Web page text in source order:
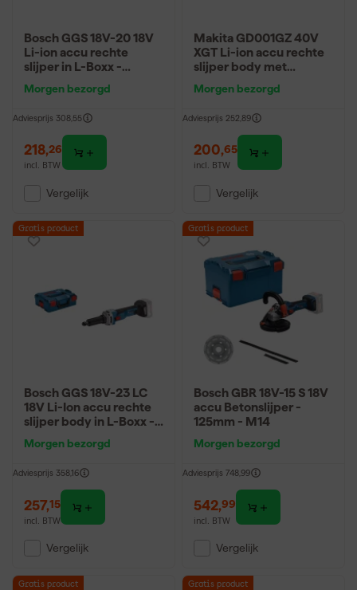
Bosch GGS 18V-20 18V
Li-ion accu rechte
slijper in L-Boxx -
Morgen bezorgd
Adviesprijs 308,55
218,26
incl. BTW
Vergelijk
Makita GD001GZ 40V
XGT Li-ion accu rechte
slijper body met
Morgen bezorgd
Adviesprijs 252,89
200,65
incl. BTW
Vergelijk
Gratis product
Bosch GGS 18V-23 LC
18V Li-Ion accu rechte
slijper body in L-Boxx -
Morgen bezorgd
Adviesprijs 358,16
257,15
incl. BTW
Vergelijk
Gratis product
Bosch GBR 18V-15 S 18V
accu Betonslijper -
125mm - M14
Morgen bezorgd
Adviesprijs 748,99
542,99
incl. BTW
Vergelijk
Gratis product Gratis product